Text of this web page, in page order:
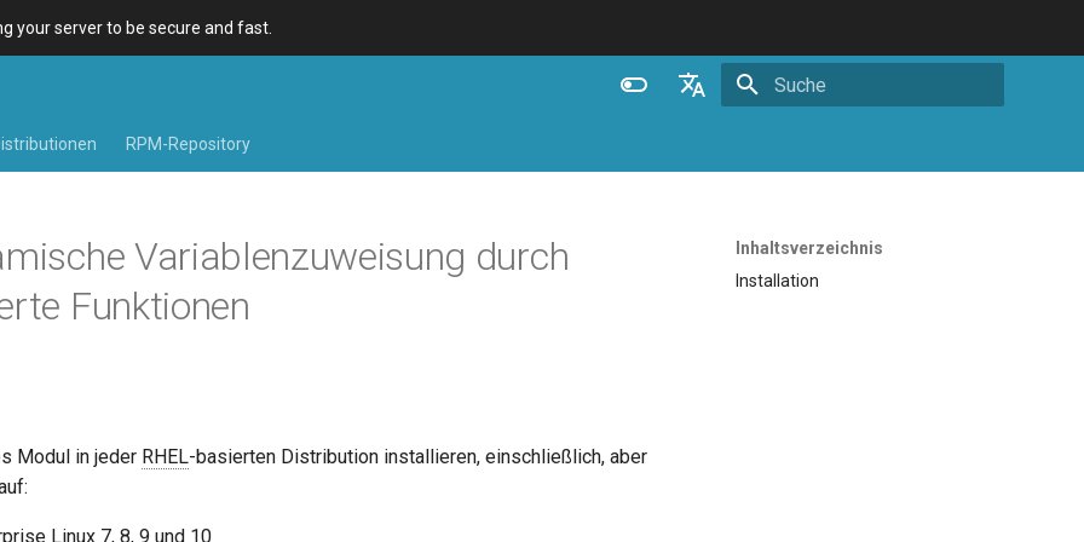
your server to be secure and fast.
RPM-Repository
Inhaltsverzeichnis
Installation
Variablenzuweisung durch
Funktionen
Modul in jeder RHEL-basierten Distribution installieren, einschließlich, aber
Linux 7, 8, 9 und 10